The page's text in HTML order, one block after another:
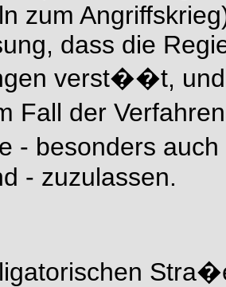
zum
dass die
verst��t,
Fall der
- besonders
- zuzulassen.